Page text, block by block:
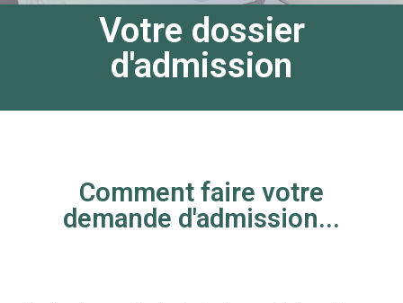
Votre dossier
d'admission
Comment faire votre
demande d'admission...